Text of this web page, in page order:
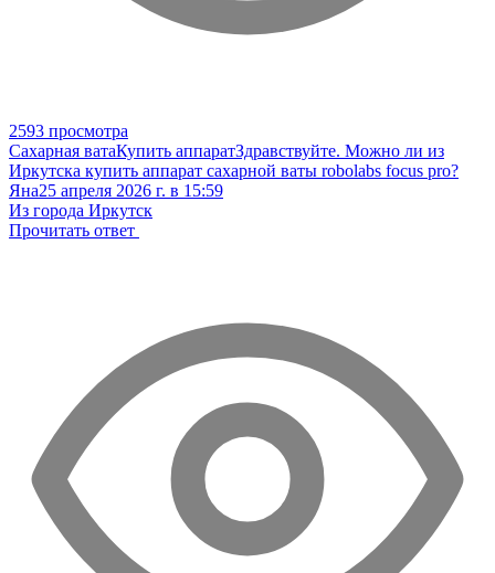
2593 просмотра
Сахарная ватаКупить аппаратЗдравствуйте. Можно ли из
Иркутска купить аппарат сахарной ваты robolabs focus pro?
Яна25 апреля 2026 г. в 15:59
Из города Иркутск
Прочитать ответ